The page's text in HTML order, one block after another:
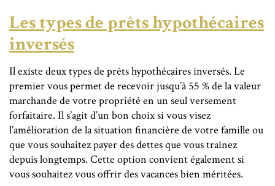
Les types de prêts hypothécaires
inversés
Il existe deux types de prêts hypothécaires inversés. Le
premier vous permet de recevoir jusqu’à 55 % de la valeur
marchande de votre propriété en un seul versement
forfaitaire. Il s’agit d’un bon choix si vous visez
l’amélioration de la situation financière de votre famille ou
que vous souhaitez payer des dettes que vous traînez
depuis longtemps. Cette option convient également si
vous souhaitez vous offrir des vacances bien méritées.